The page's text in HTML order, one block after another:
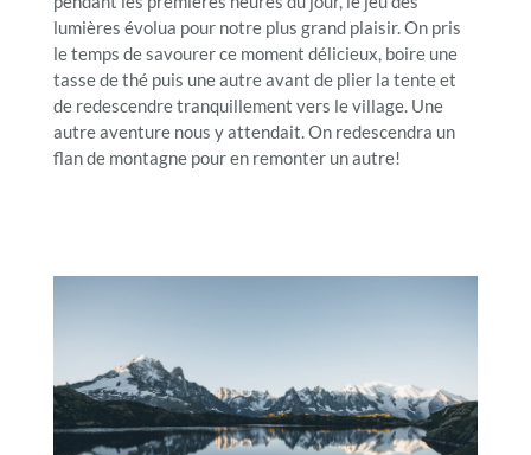
lumières évolua pour notre plus grand plaisir. On pris
le temps de savourer ce moment délicieux, boire une
tasse de thé puis une autre avant de plier la tente et
de redescendre tranquillement vers le village. Une
autre aventure nous y attendait. On redescendra un
flan de montagne pour en remonter un autre!